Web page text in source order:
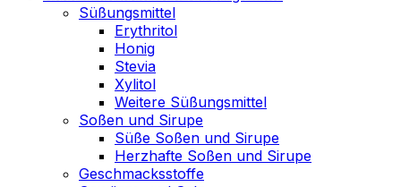
Süßungsmittel
Erythritol
Honig
Stevia
Xylitol
Weitere Süßungsmittel
Soßen und Sirupe
Süße Soßen und Sirupe
Herzhafte Soßen und Sirupe
Geschmacksstoffe